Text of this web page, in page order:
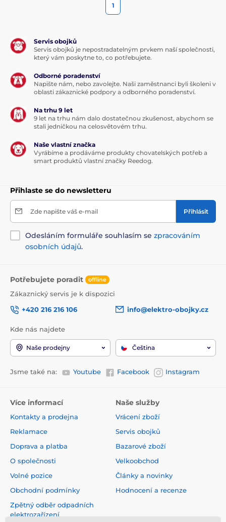
1
Servis obojků
Servis obojků je nepostradatelným prvkem naší společnosti,
který vám poskytne to, co potřebujete.
Odborné poradenství
Napište nám, nebo zavolejte. Naši zaměstnanci byli školeni v
oblasti zákaznické podpory a odborného poradenství.
Na trhu 9 let
9 let na trhu nám dalo dostatečnou zkušenost, abychom se
stali jedničkou na celosvětovém trhu.
Naše vlastní značka
Vyrábíme a prodáváme produkty chovatelských potřeb a
smart produktů vlastní značky Reedog.
Přihlaste se do newsletteru
Zde napište váš e-mail Přihlásit
Odesláním formuláře souhlasím se zpracováním
osobních údajů.
Potřebujete poradit offline
Zákaznický servis je k dispozici
+420 216 216 106
info@elektro-obojky.cz
Kde nás najdete
Naše prodejny Čeština
Jsme také na: Youtube Facebook Instagram
Více informací
Kontakty a prodejna
Reklamace
Doprava a platba
O společnosti
Volné pozice
Obchodní podmínky
Zpětný odběr odpadních
elektrozařízení
Naše služby
Vrácení zboží
Servis obojků
Bazarové zboží
Velkoobchod
Články a novinky
Hodnocení a recenze